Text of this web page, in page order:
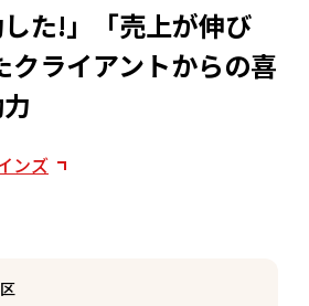
した!」「売上が伸び
クライアントからの喜
ンズ